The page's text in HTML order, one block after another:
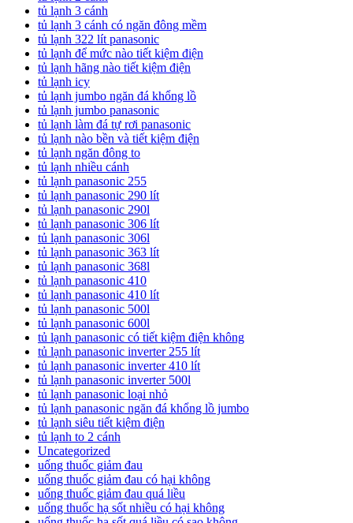
tủ lạnh 3 cánh
tủ lạnh 3 cánh có ngăn đông mềm
tủ lạnh 322 lít panasonic
tủ lạnh để mức nào tiết kiệm điện
tủ lạnh hãng nào tiết kiệm điện
tủ lạnh icy
tủ lạnh jumbo ngăn đá khổng lồ
tủ lạnh jumbo panasonic
tủ lạnh làm đá tự rơi panasonic
tủ lạnh nào bền và tiết kiệm điện
tủ lạnh ngăn đông to
tủ lạnh nhiều cánh
tủ lạnh panasonic 255
tủ lạnh panasonic 290 lít
tủ lạnh panasonic 290l
tủ lạnh panasonic 306 lít
tủ lạnh panasonic 306l
tủ lạnh panasonic 363 lít
tủ lạnh panasonic 368l
tủ lạnh panasonic 410
tủ lạnh panasonic 410 lít
tủ lạnh panasonic 500l
tủ lạnh panasonic 600l
tủ lạnh panasonic có tiết kiệm điện không
tủ lạnh panasonic inverter 255 lít
tủ lạnh panasonic inverter 410 lít
tủ lạnh panasonic inverter 500l
tủ lạnh panasonic loại nhỏ
tủ lạnh panasonic ngăn đá khổng lồ jumbo
tủ lạnh siêu tiết kiệm điện
tủ lạnh to 2 cánh
Uncategorized
uống thuốc giảm đau
uống thuốc giảm đau có hại không
uống thuốc giảm đau quá liều
uống thuốc hạ sốt nhiều có hại không